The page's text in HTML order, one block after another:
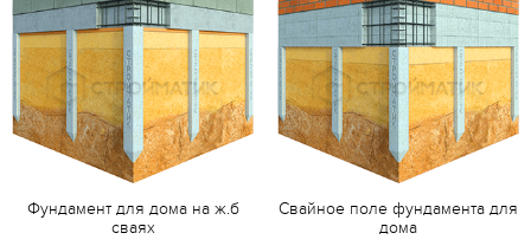
Фундамент для дома на ж.б
сваях
Свайное поле фундамента для
дома